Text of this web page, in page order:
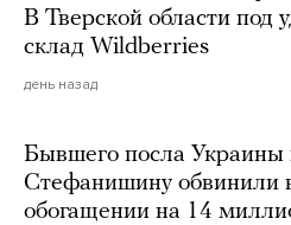
В Тверской области под
склад Wildberries
день назад
Бывшего посла
Стефанишину обвинили
обогащении на 14